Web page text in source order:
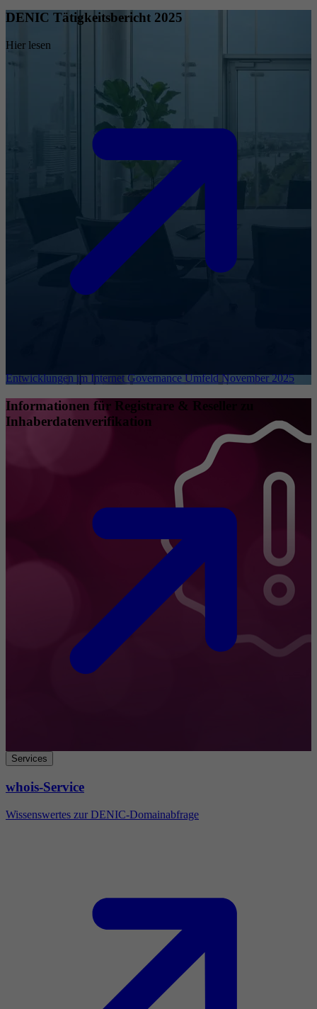
DENIC Tätigkeitsbericht 2025
Hier lesen
Entwicklungen im Internet Governance Umfeld November 2025
Informationen für Registrare & Reseller zu
Inhaberdatenverifikation
Services
whois-Service
Wissenswertes zur DENIC-Domainabfrage